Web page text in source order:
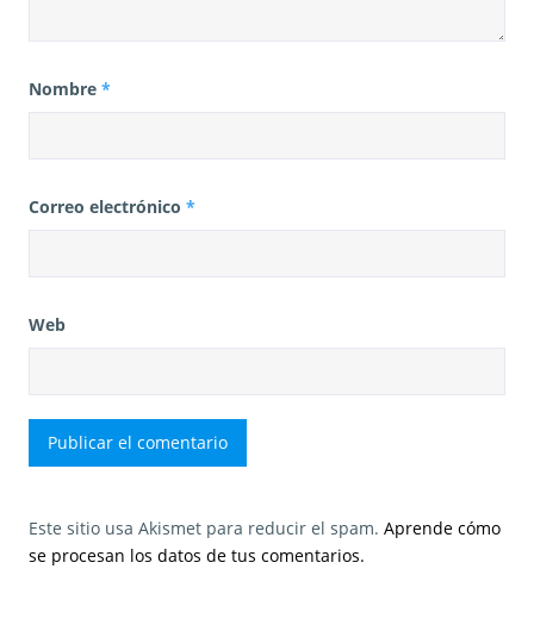
Nombre *
Correo electrónico *
Web
Este sitio usa Akismet para reducir el spam. Aprende cómo
se procesan los datos de tus comentarios.